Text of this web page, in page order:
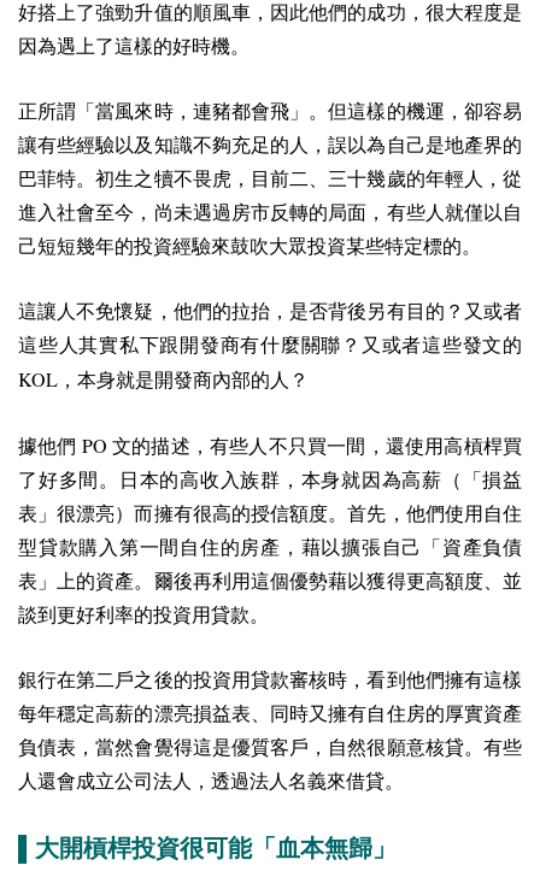
好搭上了強勁升值的順風車，因此他們的成功，很大程度是
因為遇上了這樣的好時機。
正所謂「當風來時，連豬都會飛」。但這樣的機運，卻容易
讓有些經驗以及知識不夠充足的人，誤以為自己是地產界的
巴菲特。初生之犢不畏虎，目前二、三十幾歲的年輕人，從
進入社會至今，尚未遇過房市反轉的局面，有些人就僅以自
己短短幾年的投資經驗來鼓吹大眾投資某些特定標的。
這讓人不免懷疑，他們的拉抬，是否背後另有目的？又或者
這些人其實私下跟開發商有什麼關聯？又或者這些發文的
KOL ，本身就是開發商內部的人？
據他們 PO 文的描述，有些人不只買一間，還使用高槓桿買
了好多間。日本的高收入族群，本身就因為高薪（「損益
表」很漂亮）而擁有很高的授信額度。首先，他們使用自住
型貸款購入第一間自住的房產，藉以擴張自己「資產負債
表」上的資產。爾後再利用這個優勢藉以獲得更高額度、並
談到更好利率的投資用貸款。
銀行在第二戶之後的投資用貸款審核時，看到他們擁有這樣
每年穩定高薪的漂亮損益表、同時又擁有自住房的厚實資產
負債表，當然會覺得這是優質客戶，自然很願意核貸。有些
人還會成立公司法人，透過法人名義來借貸。
▌大開槓桿投資很可能「血本無歸」